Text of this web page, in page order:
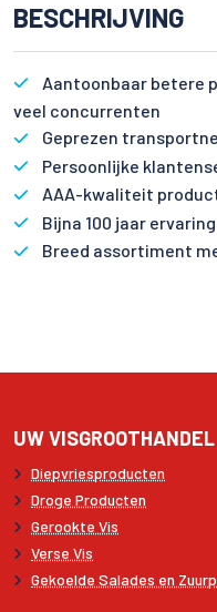
BESCHRIJVING
Aantoonbaar betere
veel concurrenten
Geprezen
Persoonlijke
AAA-kwaliteit
Bijna 100 jaar
Breed assortiment
UW VISGROOTHANDEL
Diepvriesproducten
Droge Producten
Gerookte Vis
Verse Vis
Gekoelde Salades en